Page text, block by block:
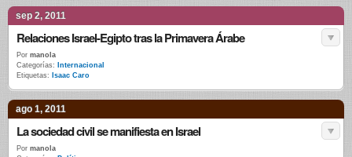
sep 2, 2011
Relaciones Israel-Egipto tras la Primavera Árabe
Por manola
Categorías:
Internacional
Etiquetas:
Isaac Caro
ago 1, 2011
La sociedad civil se manifiesta en Israel
Por manola